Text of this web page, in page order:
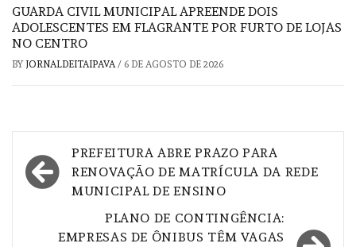
GUARDA CIVIL MUNICIPAL APREENDE DOIS
ADOLESCENTES EM FLAGRANTE POR FURTO DE LOJAS
NO CENTRO
BY JORNALDEITAIPAVA / 6 DE AGOSTO DE 2026
Navegação
de
PREFEITURA ABRE PRAZO PARA
RENOVAÇÃO DE MATRÍCULA DA REDE
MUNICIPAL DE ENSINO
PLANO DE CONTINGÊNCIA:
EMPRESAS DE ÔNIBUS TÊM VAGAS